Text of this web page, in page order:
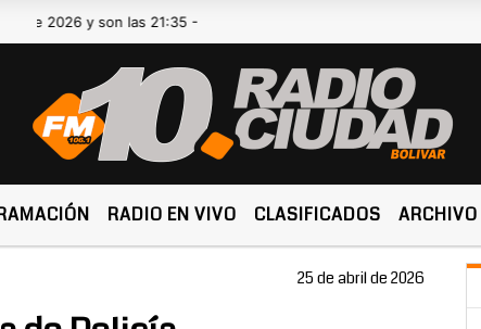
y son las 21:35 -
RADIO EN VIVO CLASIFICADOS ARCHIVO
25 de abril de 2026